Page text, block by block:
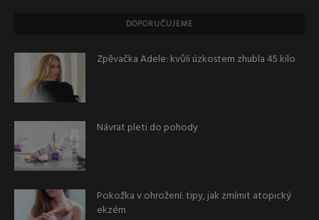
DOPORUČUJEME
Zpěvačka Adele: kvůli úzkostem zhubla 45 kilo
Návrat pleti do pohody
Pokožka v ohrožení: tipy, jak zmírnit atopický
ekzém